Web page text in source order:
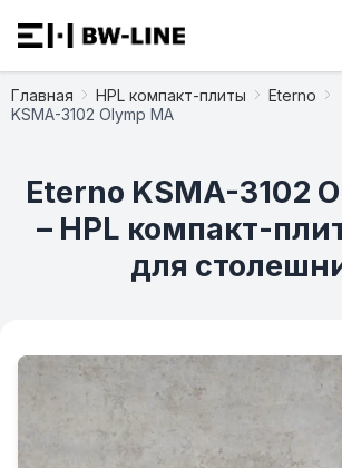
Главная HPL компакт-плиты
Eterno
KSMA-3102 Olymp MA
Eterno KSMA-3102
– HPL компакт-
для